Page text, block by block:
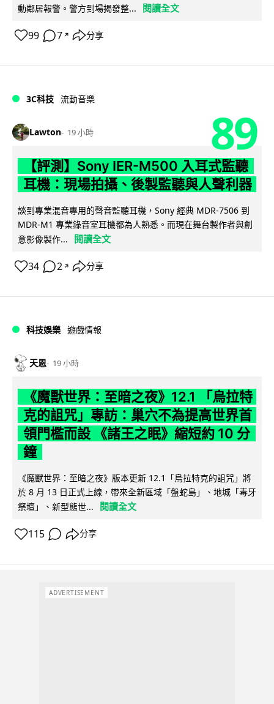
動鄰居報警。警方到場揭發整...
閱讀全文
99 7 ↗ 分享
3C科技 流動音樂
Lawton 19 小時 89
【評測】Sony IER-M500 入耳式監聽
耳機：現場拍攝、後製監聽與人聲利器
談到專業混音專用的聲音監聽耳機，Sony 經典 MDR-7506 到
MDR-M1 專業錄音室耳機都為人熟悉。而現在舞台製作者與創
意影像製作...
閱讀全文
34 2 ↗ 分享
科技娛樂 遊戲情報
天恩 19 小時
《魔獸世界：至暗之夜》12.1 「烏拉特
克的詛咒」專訪：巢穴不為提高世界首
領門檻而設 《諸王之眠》縮短約 10 分
鐘
《魔獸世界：至暗之夜》版本更新 12.1「烏拉特克的詛咒」將
於 8 月 13 日正式上線，帶來全新區域「盤蛇島」、地城「毒牙
祭壇」、新型態世...
閱讀全文
115 分享
ADVERTISEMENT